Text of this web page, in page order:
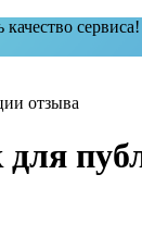
сервиса!
отзыва